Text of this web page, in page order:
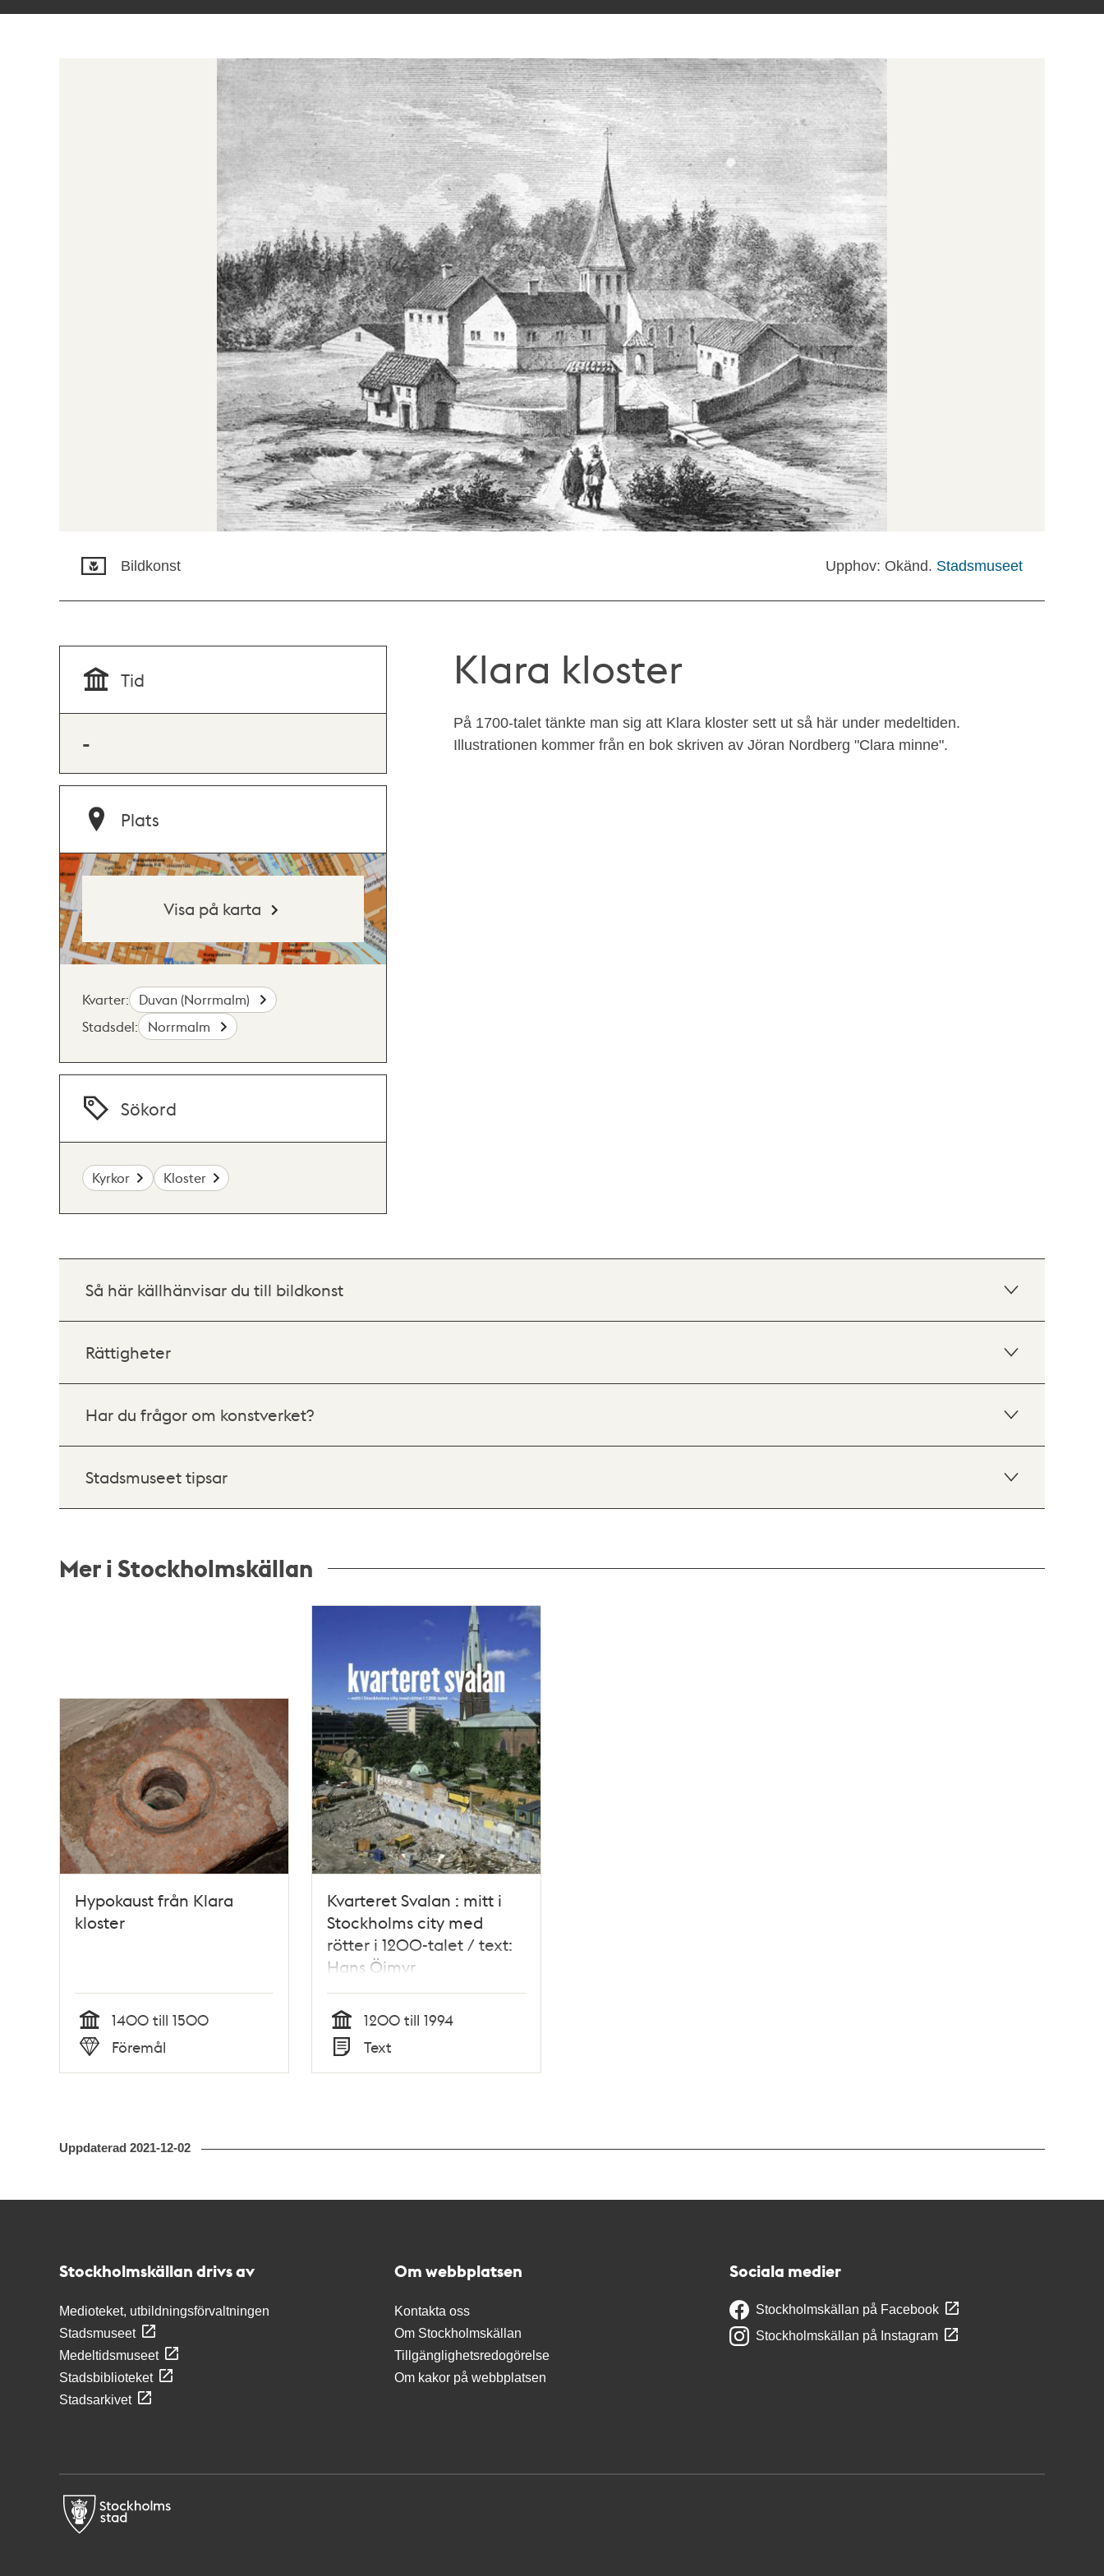
Bildkonst Upphov: Okänd. Stadsmuseet
Klara kloster
På 1700-talet tänkte man sig att Klara kloster sett ut så här under medeltiden.
Illustrationen kommer från en bok skriven av Jöran Nordberg "Clara minne".
Tid
-
Plats
Visa på karta
Kvarter:
Duvan (Norrmalm)
Stadsdel:
Norrmalm
Sökord
Kyrkor Kloster
Så här källhänvisar du till bildkonst
Rättigheter
Har du frågor om konstverket?
Stadsmuseet tipsar
Mer i Stockholmskällan
Hypokaust från Klara
kloster
Tid
1400 till 1500
Typ
Föremål
Kvarteret Svalan : mitt i
Stockholms city med
rötter i 1200-talet / text:
Hans Öjmyr
Tid
1200 till 1994
Typ
Text
Uppdaterad 2021-12-02
Stockholmskällan drivs av
Medioteket, utbildningsförvaltningen
Stadsmuseet
Medeltidsmuseet
Stadsbiblioteket
Stadsarkivet
Om webbplatsen
Kontakta oss
Om Stockholmskällan
Tillgänglighetsredogörelse
Om kakor på webbplatsen
Sociala medier
Stockholmskällan på Facebook
Stockholmskällan på Instagram